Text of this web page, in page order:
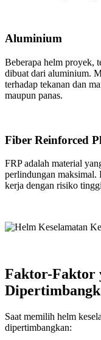
Aluminium
Beberapa helm proyek,
dibuat dari aluminium.
terhadap tekanan dan
maupun panas.
Fiber Reinforced
FRP adalah material
perlindungan
kerja dengan risiko
Faktor-Faktor
Saat memilih helm
dipertimbangkan: